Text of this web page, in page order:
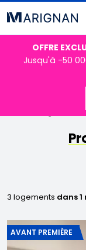
OFFRE
Jusqu'à -50
Programmes
3 logements dans 1
AVANT PREMIÈRE